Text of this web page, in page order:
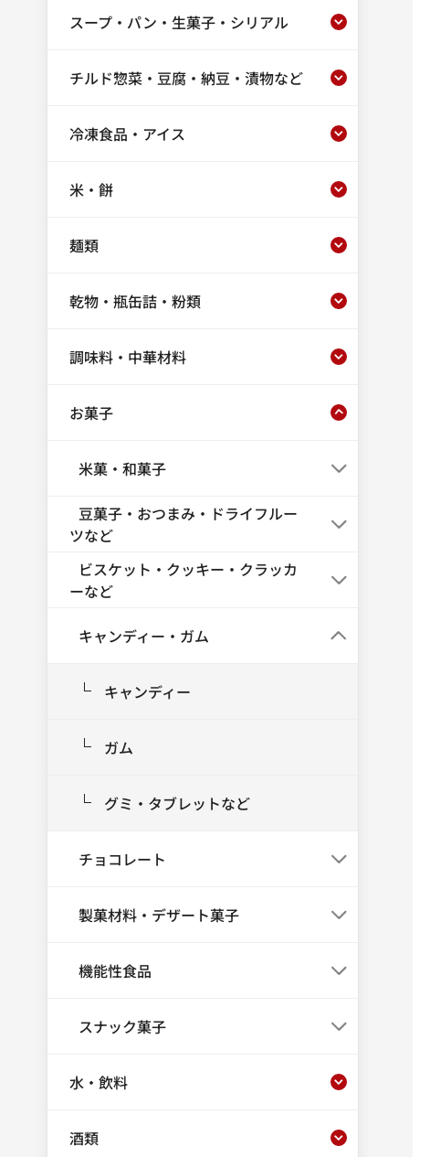
スープ・パン・生菓子・シリアル
チルド惣菜・豆腐・納豆・漬物など
冷凍食品・アイス
米・餅
麺類
乾物・瓶缶詰・粉類
調味料・中華材料
お菓子
米菓・和菓子
豆菓子・おつまみ・ドライフルー
ツなど
ビスケット・クッキー・クラッカ
ーなど
キャンディー・ガム
キャンディー
ガム
グミ・タブレットなど
チョコレート
製菓材料・デザート菓子
機能性食品
スナック菓子
水・飲料
酒類